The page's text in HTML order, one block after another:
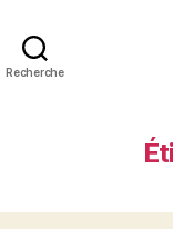
Recherche